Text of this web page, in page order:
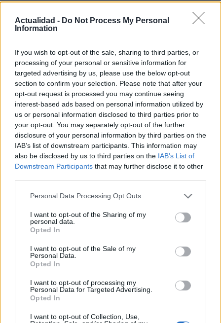
Actualidad - Do Not Process My Personal
Information
If you wish to opt-out of the sale, sharing to third parties, or
processing of your personal or sensitive information for
targeted advertising by us, please use the below opt-out
section to confirm your selection. Please note that after your
opt-out request is processed you may continue seeing
interest-based ads based on personal information utilized by
us or personal information disclosed to third parties prior to
your opt-out. You may separately opt-out of the further
disclosure of your personal information by third parties on the
IAB’s list of downstream participants. This information may
also be disclosed by us to third parties on the IAB’s List of
Downstream Participants that may further disclose it to other
Please note that this website/app uses one or more Google
not limited to your visit or usage behaviour. You may click to
grant or deny consent to Google and its third-party tags to
use your data for below specified purposes in below Google
consent section.
Personal Data Processing Opt Outs
I want to opt-out of the Sharing of my
personal data.
Opted In
I want to opt-out of the Sale of my
Personal Data.
Opted In
I want to opt-out of processing my
Personal Data for Targeted Advertising.
Opted In
I want to opt-out of Collection, Use,
9 junio, 2022
estrangulado
25 mayo, 2022
Una mujer asegura hablar el idioma
extraterrestre: «soy un portal
galáctico»
24 mayo, 2022
El padre de una tiktoker mata a
tiros a un acosador de su hija
23 febrero, 2022
Una mujer gana 10.000 libras
culturistas
17 febrero, 2022
Sandra Barneda y Nagore Robles
rompen de nuevo su relación
La actriz y modelo de Onlyfans que
trabajar y otra para mi vida